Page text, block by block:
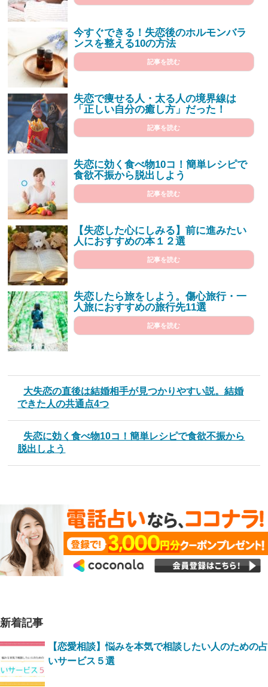
今すぐできる！失恋後のホルモンバラ
ンスを整える10の方法
記事を読む
失恋で痩せる人・太る人の境界線は
「正しい自分の癒し方」だった！
記事を読む
失恋に効く食べ物10コ！簡単レシピで
食欲不振から脱出しよう
記事を読む
【失恋した心にしみる】前に進みたい
人におすすめの本１２選
記事を読む
失恋したら旅をしよう。傷心旅行・一
人旅におすすめの旅行先11選
記事を読む
大失恋の直後は結婚相手が見つかりやすい説。結婚
できた人の共通点4つ
失恋に効く食べ物10コ！簡単レシピで食欲不振から
脱出しよう
新着記事
【恋愛相談】悩みを本気で相談したい人のための占
いサービス５選